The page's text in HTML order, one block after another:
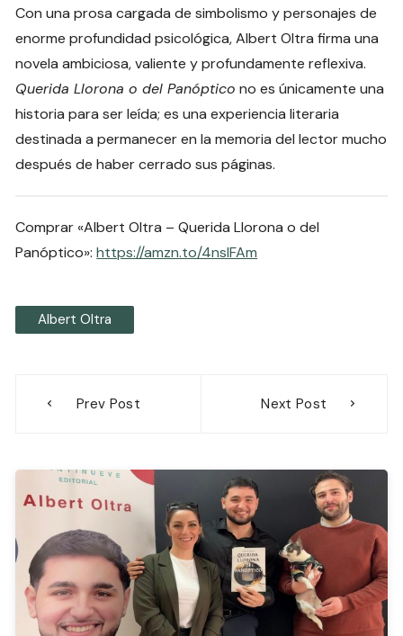
Con una prosa cargada de simbolismo y personajes de
enorme profundidad psicológica, Albert Oltra firma una
novela ambiciosa, valiente y profundamente reflexiva.
Querida Llorona o del Panóptico no es únicamente una
historia para ser leída; es una experiencia literaria
destinada a permanecer en la memoria del lector mucho
después de haber cerrado sus páginas.
Comprar «Albert Oltra – Querida Llorona o del
Panóptico»:https://amzn.to/4nslFAm
Albert Oltra
Prev Post Next Post